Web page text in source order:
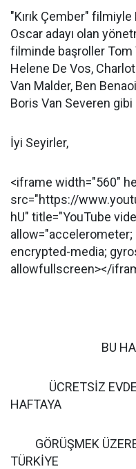
"Kırık Çember" filmiyle
Oscar adayı olan
filminde başroller Tom
Helene De Vos,
Van Malder, Ben
Boris Van Severen
İyi Seyirler,
<iframe width="560"
src="https://
hU" title="YouTube
encrypted-media;
allowfullscreen></
BU
ÜCRETSİZ EVDE
HAFTAYA
GÖRÜŞMEK
TÜRKİYE